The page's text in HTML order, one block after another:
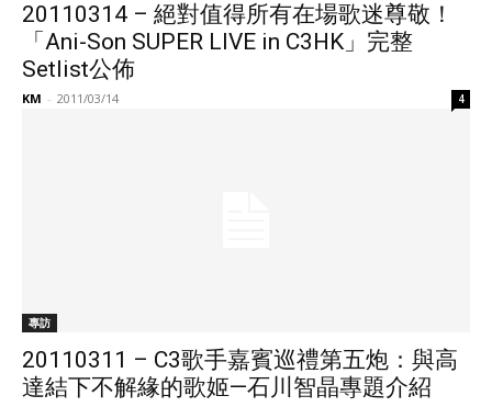
20110314 – 絕對值得所有在場歌迷尊敬！
「Ani-Son SUPER LIVE in C3HK」完整
Setlist公佈
KM - 2011/03/14 4
專訪
20110311 – C3歌手嘉賓巡禮第五炮：與高
達結下不解緣的歌姬—石川智晶專題介紹